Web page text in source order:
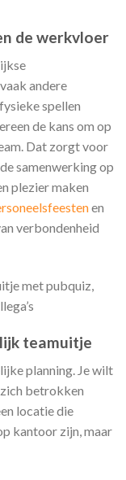
de werkvloer
andere
spellen
de kans om op
Dat zorgt voor
samenwerking op
plezier maken
en
verbondenheid
teamuitje
planning. Je wilt
betrokken
locatie die
kantoor zijn, maar